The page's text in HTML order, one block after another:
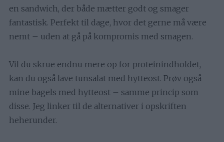
en sandwich, der både mætter godt og smager
fantastisk. Perfekt til dage, hvor det gerne må være
nemt – uden at gå på kompromis med smagen.
Vil du skrue endnu mere op for proteinindholdet,
kan du også lave tunsalat med hytteost. Prøv også
mine bagels med hytteost – samme princip som
disse. Jeg linker til de alternativer i opskriften
heherunder.